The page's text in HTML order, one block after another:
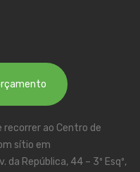
recorrer ao Centro de
sítio em
República, 44 – 3º Esqº,